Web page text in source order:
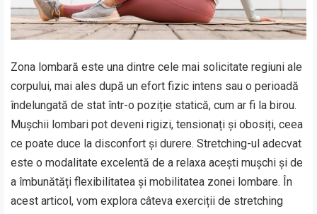
Zona lombară este una dintre cele mai solicitate regiuni ale
corpului, mai ales după un efort fizic intens sau o perioadă
îndelungată de stat într-o poziție statică, cum ar fi la birou.
Mușchii lombari pot deveni rigizi, tensionați și obosiți, ceea
ce poate duce la disconfort și durere. Stretching-ul adecvat
este o modalitate excelentă de a relaxa acești mușchi și de
a îmbunătăți flexibilitatea și mobilitatea zonei lombare. În
acest articol, vom explora câteva exerciții de stretching